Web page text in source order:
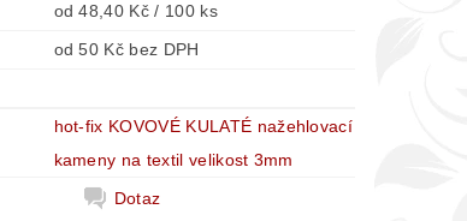
od 48,40 Kč / 100 ks
od 50 Kč bez DPH
hot-fix KOVOVÉ KULATÉ nažehlovací
kameny na textil velikost 3mm
Dotaz